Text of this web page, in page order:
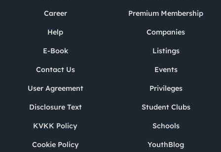
Career
Help
E-Book
Contact Us
User Agreement
Disclosure Text
KVKK Policy
Cookie Policy
Premium Membership
Companies
Listings
Events
Privileges
Student Clubs
Schools
YouthBlog